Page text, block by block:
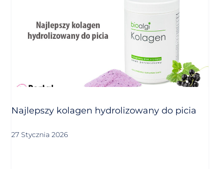
Najlepszy kolagen hydrolizowany do picia
27 Stycznia 2026